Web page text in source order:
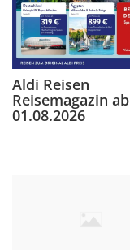
Aldi Reisen
Reisemagazin ab
01.08.2026